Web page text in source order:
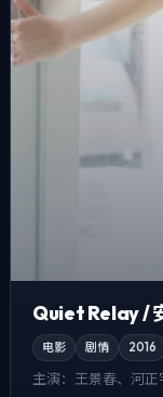
Quiet Relay /
电影 剧情 2016
主演： 王景春、河正